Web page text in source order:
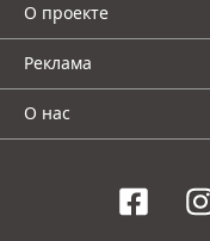
О проекте
Реклама
О нас